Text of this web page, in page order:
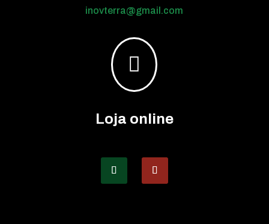
inovterra@gmail.com

Loja online